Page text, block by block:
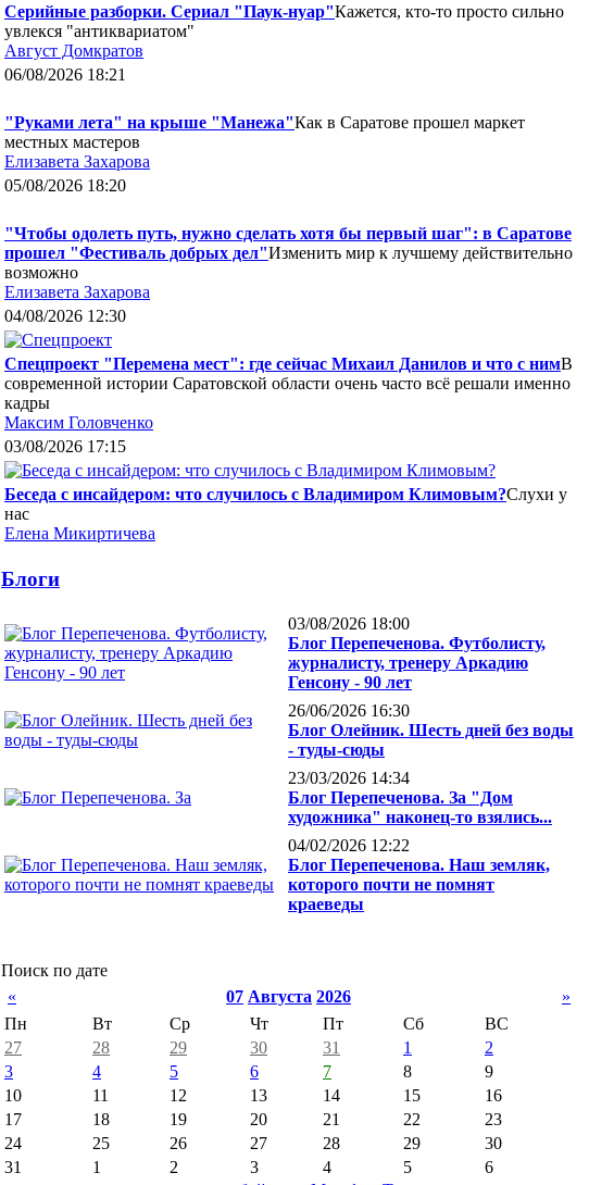
Серийные разборки. Сериал "Паук-нуар"Кажется, кто-то просто сильно
увлекся "антиквариатом"
Август Домкратов
06/08/2026 18:21
"Руками лета" на крыше "Манежа"Как в Саратове прошел маркет
местных мастеров
Елизавета Захарова
05/08/2026 18:20
"Чтобы одолеть путь, нужно сделать хотя бы первый шаг": в Саратове
прошел "Фестиваль добрых дел"Изменить мир к лучшему действительно
возможно
Елизавета Захарова
04/08/2026 12:30
Спецпроект "Перемена мест": где сейчас Михаил Данилов и что с нимВ
современной истории Саратовской области очень часто всё решали именно
кадры
Максим Головченко
03/08/2026 17:15
Беседа с инсайдером: что случилось с Владимиром Климовым?Слухи у
нас
Елена Микиртичева
Блоги
03/08/2026 18:00
Блог Перепеченова. Футболисту,
журналисту, тренеру Аркадию
Генсону - 90 лет
26/06/2026 16:30
Блог Олейник. Шесть дней без воды
- туды-сюды
23/03/2026 14:34
Блог Перепеченова. За "Дом
художника" наконец-то взялись...
04/02/2026 12:22
Блог Перепеченова. Наш земляк,
которого почти не помнят
краеведы
Поиск по дате
«
07 Августа 2026
»
Пн
Вт Ср Чт Пт Сб
ВС
27
28 29 30 31 1
2
3
4 5 6 7 8
9
10
11 12 13 14 15
16
17
18 19 20 21 22
23
24
25 26 27 28 29
30
31
1 2 3 4 5
6